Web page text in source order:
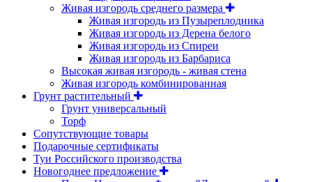
Живая изгородь среднего размера
Живая изгородь из Пузыреплодника
Живая изгородь из Дерена белого
Живая изгородь из Спиреи
Живая изгородь из Барбариса
Высокая живая изгородь - живая стена
Живая изгородь комбинированная
Грунт растительный
Грунт универсальный
Торф
Сопутствующие товары
Подарочные сертификаты
Туи Российского производства
Новогоднее предложение